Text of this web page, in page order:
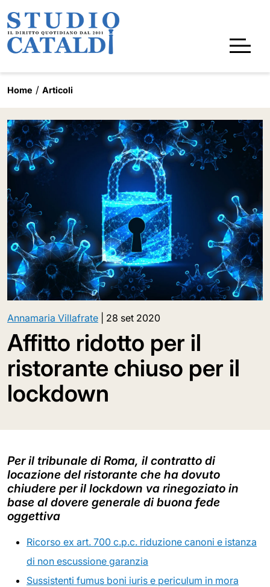
Home Articoli
Annamaria Villafrate 28 set 2020
Affitto ridotto per il
ristorante chiuso per il
lockdown
Per il tribunale di Roma, il contratto di
locazione del ristorante che ha dovuto
chiudere per il lockdown va rinegoziato in
base al dovere generale di buona fede
oggettiva
Ricorso ex art. 700 c.p.c. riduzione canoni e istanza
di non escussione garanzia
Sussistenti fumus boni iuris e periculum in mora